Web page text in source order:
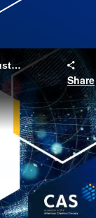
CAS SciFinder Drives Innovation and Sustainable Development in Biomedical Research
Share